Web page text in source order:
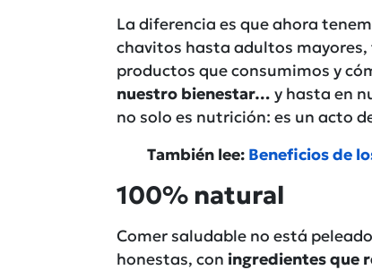
La diferencia es que ahora
chavitos hasta adultos
productos que consumimos y
nuestro bienestar… y hasta en
no solo es nutrición: es un acto
También lee: Beneficios de
100% natural
Comer saludable no está
honestas, con ingredientes que